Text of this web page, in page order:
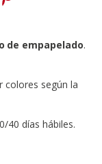
de empapelado.
colores según la
40 días hábiles.